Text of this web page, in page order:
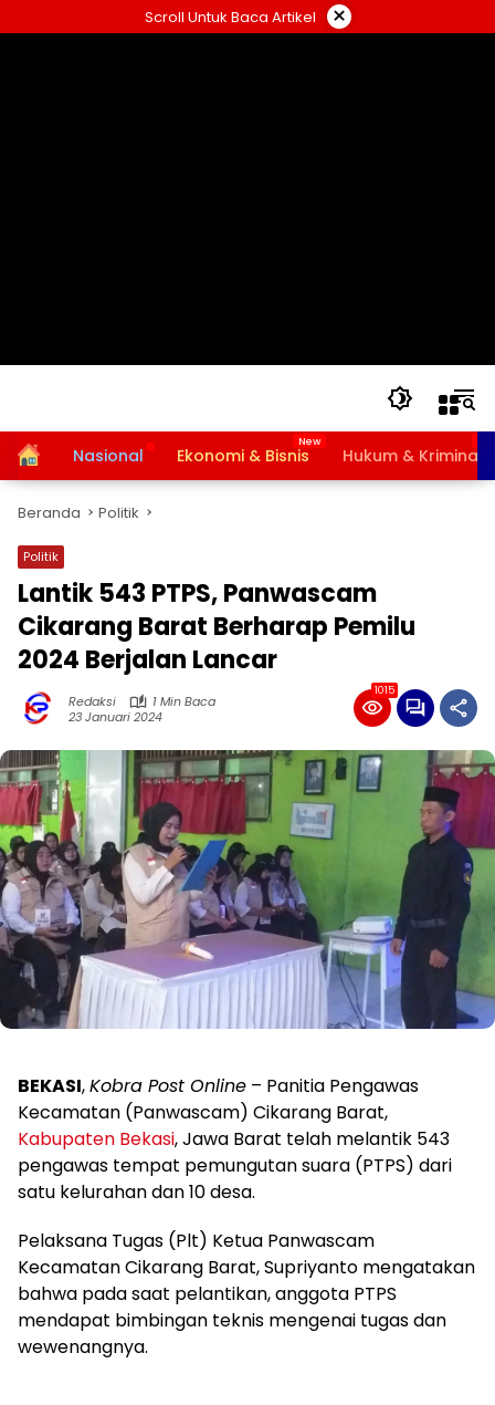
ke
Scroll Untuk Baca Artikel ×
HomeNasional Ekonomi & Bisnis Hukum & Kriminal
Beranda Politik
Politik
Lantik 543 PTPS, Panwascam
Cikarang Barat Berharap Pemilu
2024 Berjalan Lancar
Redaksi
1 Min Baca
23 Januari 2024
1015
BEKASI,Kobra Post Online – Panitia Pengawas
Kecamatan (Panwascam) Cikarang Barat,
Kabupaten Bekasi, Jawa Barat telah melantik 543
pengawas tempat pemungutan suara (PTPS) dari
satu kelurahan dan 10 desa.
Pelaksana Tugas (Plt) Ketua Panwascam
Kecamatan Cikarang Barat, Supriyanto mengatakan
bahwa pada saat pelantikan, anggota PTPS
mendapat bimbingan teknis mengenai tugas dan
wewenangnya.